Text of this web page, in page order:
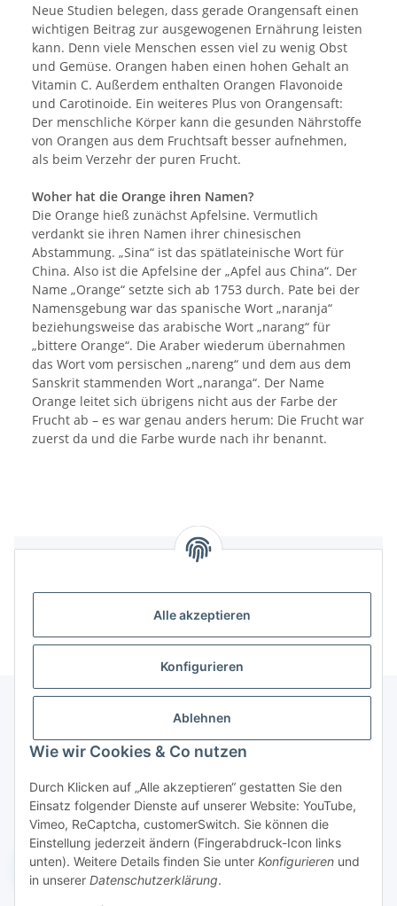
Alle akzeptieren
Konfigurieren
Ablehnen
Wie wir Cookies & Co nutzen
Durch Klicken auf „Alle akzeptieren“ gestatten Sie den
Einsatz folgender Dienste auf unserer Website: YouTube,
Vimeo, ReCaptcha, customerSwitch. Sie können die
Einstellung jederzeit ändern (Fingerabdruck-Icon links
unten). Weitere Details finden Sie unter Konfigurieren und
in unserer Datenschutzerklärung.
Neue Studien belegen, dass gerade Orangensaft einen
wichtigen Beitrag zur ausgewogenen Ernährung leisten
kann. Denn viele Menschen essen viel zu wenig Obst
und Gemüse. Orangen haben einen hohen Gehalt an
Vitamin C. Außerdem enthalten Orangen Flavonoide
und Carotinoide. Ein weiteres Plus von Orangensaft:
Der menschliche Körper kann die gesunden Nährstoffe
von Orangen aus dem Fruchtsaft besser aufnehmen,
als beim Verzehr der puren Frucht.
Woher hat die Orange ihren Namen?
Die Orange hieß zunächst Apfelsine. Vermutlich
verdankt sie ihren Namen ihrer chinesischen
Abstammung. „Sina“ ist das spätlateinische Wort für
China. Also ist die Apfelsine der „Apfel aus China“. Der
Name „Orange“ setzte sich ab 1753 durch. Pate bei der
Namensgebung war das spanische Wort „naranja“
beziehungsweise das arabische Wort „narang“ für
„bittere Orange“. Die Araber wiederum übernahmen
das Wort vom persischen „nareng“ und dem aus dem
Sanskrit stammenden Wort „naranga“. Der Name
Orange leitet sich übrigens nicht aus der Farbe der
Frucht ab – es war genau anders herum: Die Frucht war
zuerst da und die Farbe wurde nach ihr benannt.
Informationen
Gesetzliche Informationen
Widerruf einreichen